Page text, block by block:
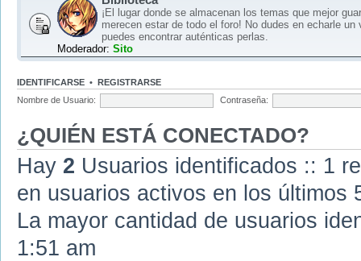
¡El lugar donde se almacenan los temas que mejor
merecen estar de todo el foro! No dudes en echarle un
puedes encontrar auténticas perlas.
Moderador: Sito
IDENTIFICARSE • REGISTRARSE
Nombre de Usuario:
Contraseña:
¿QUIÉN ESTÁ CONECTADO?
Hay 2 Usuarios identificados :: 1
en usuarios activos en los últimos
La mayor cantidad de usuarios
1:51 am